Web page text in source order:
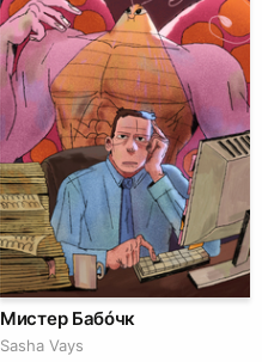
Мистер Бабóчк
Sasha Vays